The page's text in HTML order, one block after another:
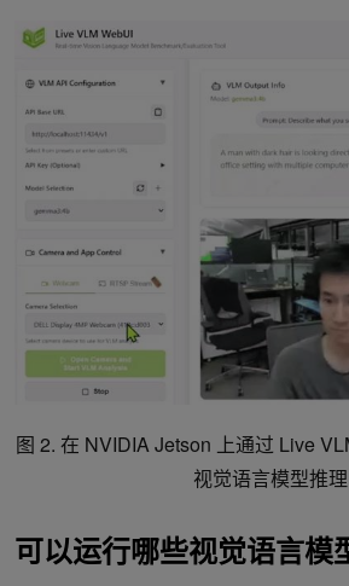
图 2. 在 NVIDIA Jetson 上通过 Live
视觉语言模型推理
可以运行哪些视觉语言模